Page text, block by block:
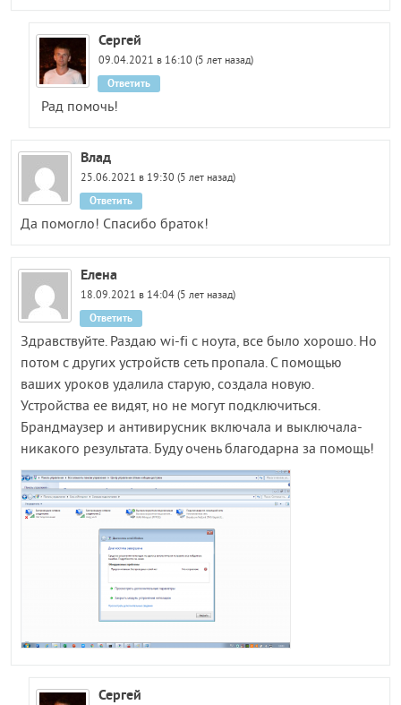
Сергей
09.04.2021 в 16:10 (5 лет назад)
Рад помочь!
Ответить
Влад
25.06.2021 в 19:30 (5 лет назад)
Да помогло! Спасибо браток!
Ответить
Елена
18.09.2021 в 14:04 (5 лет назад)
Здравствуйте. Раздаю wi-fi с ноута, все было хорошо. Но
потом с других устройств сеть пропала. С помощью
ваших уроков удалила старую, создала новую.
Устройства ее видят, но не могут подключиться.
Брандмаузер и антивирусник включала и выключала-
никакого результата. Буду очень благодарна за помощь!
Ответить
Сергей